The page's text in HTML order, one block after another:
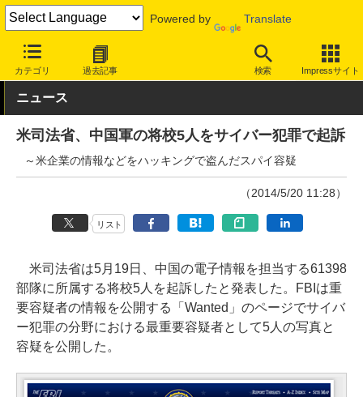
Powered by Translate
カテゴリ 過去記事 検索 Impressサイト
INTERNET Watch トピック 社会/時事
ニュース
米司法省、中国軍の将校5人をサイバー犯罪で起訴
～米企業の情報などをハッキングで盗んだスパイ容疑
（2014/5/20 11:28）
リスト
米司法省は5月19日、中国の電子情報を担当する61398
部隊に所属する将校5人を起訴したと発表した。FBIは重
要容疑者の情報を公開する「Wanted」のページでサイバ
ー犯罪の分野における最重要容疑者として5人の写真と
容疑を公開した。